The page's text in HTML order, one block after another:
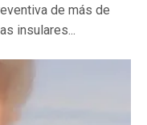
de más de
insulares...